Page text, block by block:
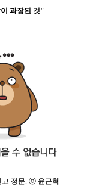
과장된 것"
정문. ⓒ 윤근혁